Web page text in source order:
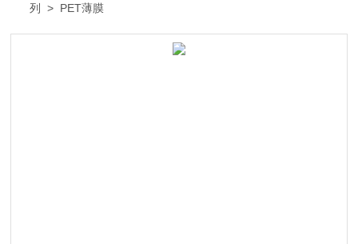
列
> PET薄膜